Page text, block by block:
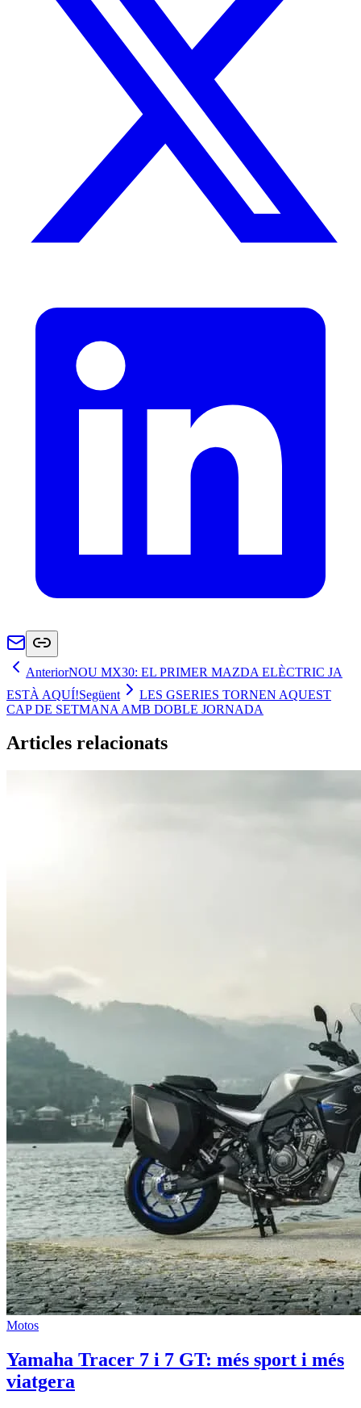
AnteriorNOU MX30: EL PRIMER MAZDA ELÈCTRIC JA
ESTÀ AQUÍ!Següent
LES GSERIES TORNEN AQUEST
CAP DE SETMANA AMB DOBLE JORNADA
Articles relacionats
Motos
Yamaha Tracer 7 i 7 GT: més sport i més
viatgera